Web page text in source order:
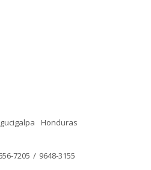
Honduras
7205 / 9648-3155